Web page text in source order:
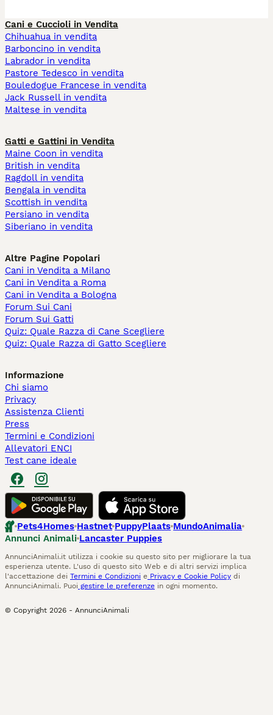
Cani e Cuccioli in Vendita
Chihuahua in vendita
Barboncino in vendita
Labrador in vendita
Pastore Tedesco in vendita
Bouledogue Francese in vendita
Jack Russell in vendita
Maltese in vendita
Gatti e Gattini in Vendita
Maine Coon in vendita
British in vendita
Ragdoll in vendita
Bengala in vendita
Scottish in vendita
Persiano in vendita
Siberiano in vendita
Altre Pagine Popolari
Cani in Vendita a Milano
Cani in Vendita a Roma
Cani in Vendita a Bologna
Forum Sui Cani
Forum Sui Gatti
Quiz: Quale Razza di Cane Scegliere
Quiz: Quale Razza di Gatto Scegliere
Informazione
Chi siamo
Privacy
Assistenza Clienti
Press
Termini e Condizioni
Allevatori ENCI
Test cane ideale
Pets4Homes Hastnet PuppyPlaats MundoAnimalia
Annunci Animali Lancaster Puppies
AnnunciAnimali.it utilizza i cookie su questo sito per migliorare la tua
esperienza utente. L'uso di questo sito Web e di altri servizi implica
l'accettazione dei Termini e Condizioni e Privacy e Cookie Policy di
AnnunciAnimali. Puoi gestire le preferenze in ogni momento.
© Copyright 2026 - AnnunciAnimali